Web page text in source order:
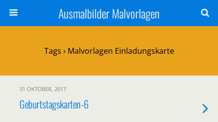
Ausmalbilder Malvorlagen
Tags › Malvorlagen Einladungskarte
31 OKTOBER, 2017
Geburtstagskarten-6